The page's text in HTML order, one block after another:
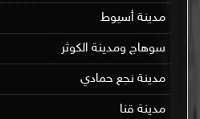
مدينة أسيوط
سوهاج ومدينة الكوثر
مدينة نجع حمادي
مدينة قنا